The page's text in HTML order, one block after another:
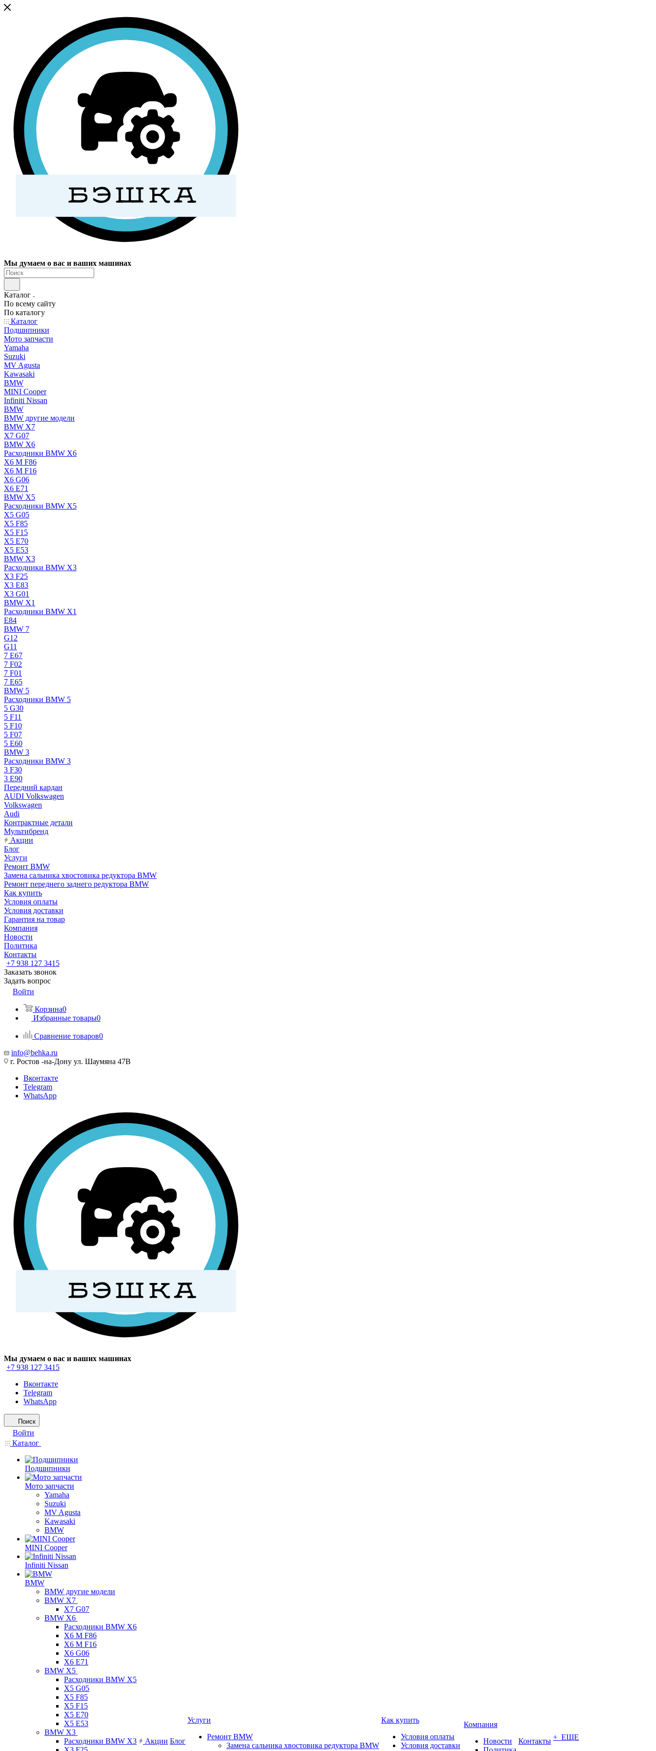
Мы думаем о вас и ваших машинах
Каталог
По всему сайту
По каталогу
Каталог
Подшипники
Мото запчасти
Yamaha
Suzuki
MV Agusta
Kawasaki
BMW
MINI Cooper
Infiniti Nissan
BMW
BMW другие модели
BMW X7
X7 G07
BMW X6
Расходники BMW X6
X6 M F86
X6 M F16
X6 G06
X6 E71
BMW X5
Расходники BMW X5
X5 G05
X5 F85
X5 F15
X5 E70
X5 E53
BMW X3
Расходники BMW X3
X3 F25
X3 E83
X3 G01
BMW X1
Расходники BMW X1
E84
BMW 7
G12
G11
7 Е67
7 F02
7 F01
7 E65
BMW 5
Расходники BMW 5
5 G30
5 F11
5 F10
5 F07
5 E60
BMW 3
Расходники BMW 3
3 F30
3 E90
Передний кардан
AUDI Volkswagen
Volkswagen
Audi
Контрактные детали
Мультибренд
Акции
Блог
Услуги
Ремонт BMW
Замена сальника хвостовика редуктора BMW
Ремонт переднего заднего редуктора BMW
Как купить
Условия оплаты
Условия доставки
Гарантия на товар
Компания
Новости
Политика
Контакты
+7 938 127 3415
Заказать звонок
Задать вопрос
Войти
Корзина0
Избранные товары0
Сравнение товаров0
info@behka.ru
г. Ростов -на-Дону ул. Шаумяна 47В
Вконтакте
Telegram
WhatsApp
Мы думаем о вас и ваших машинах
+7 938 127 3415
Вконтакте
Telegram
WhatsApp
Поиск
Войти
Каталог
Подшипники
Мото запчасти
Yamaha
Suzuki
MV Agusta
Kawasaki
BMW
MINI Cooper
Infiniti Nissan
BMW
BMW другие модели
BMW X7
X7 G07
BMW X6
Расходники BMW X6
X6 M F86
X6 M F16
X6 G06
X6 E71
BMW X5
Расходники BMW X5
X5 G05
X5 F85
X5 F15
X5 E70
X5 E53
BMW X3
Расходники BMW X3
Акции Блог
Услуги
Ремонт BMW
Замена сальника хвостовика редуктора BMW
Как купить
Условия оплаты
Условия доставки
Компания
Новости
Контакты + ЕЩЕ